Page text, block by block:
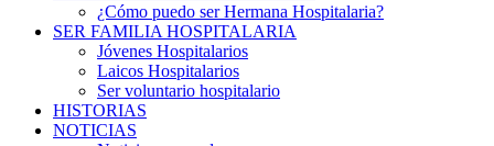
¿Cómo puedo ser Hermana Hospitalaria?
SER FAMILIA HOSPITALARIA
Jóvenes Hospitalarios
Laicos Hospitalarios
Ser voluntario hospitalario
HISTORIAS
NOTICIAS